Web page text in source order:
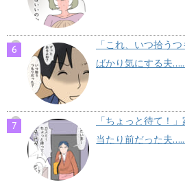
「これ、いつ拾う
ばかり気にする夫…...
「ちょっと待て！
当たり前だった夫…...